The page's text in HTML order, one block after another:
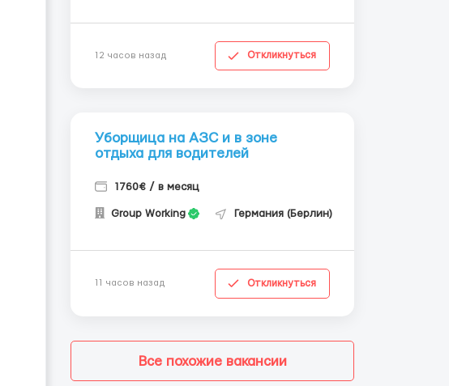
12 часов назад Откликнуться
Уборщица на АЗС и в зоне
отдыха для водителей
1760€ / в месяц
Group Working Германия (Берлин)
11 часов назад Откликнуться
Все похожие вакансии